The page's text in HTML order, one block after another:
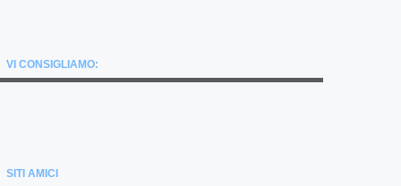
VI CONSIGLIAMO:
SITI AMICI